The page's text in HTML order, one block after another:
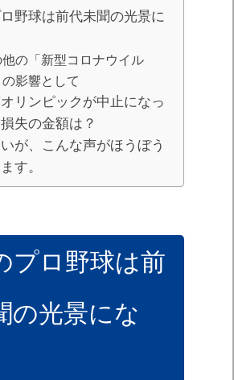
野球は前代未聞の光景に
他の「新型コロナウイル
の影響として
リンピックが中止になっ
失の金額は？
が、こんな声がほうぼう
す。
プロ野球は前
の光景にな